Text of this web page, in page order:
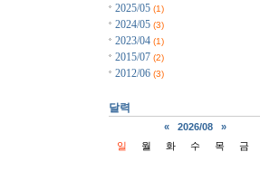
2025/05 (1)
2024/05 (3)
2023/04 (1)
2015/07 (2)
2012/06 (3)
달력
« 2026/08
»
일
월 화 수 목 금